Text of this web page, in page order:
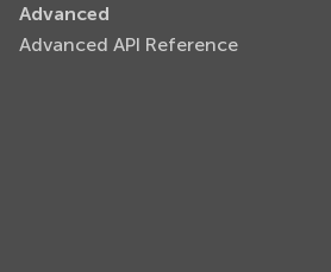
Advanced
Advanced API Reference